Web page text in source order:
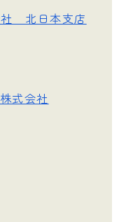
社 北日本支店
式会社